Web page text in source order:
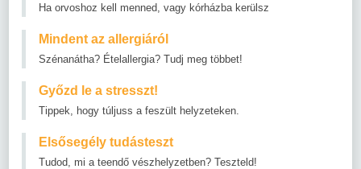
Ha orvoshoz kell menned, vagy kórházba kerülsz
Mindent az allergiáról
Szénanátha? Ételallergia? Tudj meg többet!
Győzd le a stresszt!
Tippek, hogy túljuss a feszült helyzeteken.
Elsősegély tudásteszt
Tudod, mi a teendő vészhelyzetben? Teszteld!